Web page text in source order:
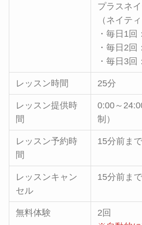
プラスネ
（ネイテ
・毎日1回
・毎日2回
・毎日3回
レッスン時間 25分
レッスン提供時
間
0:00～
制）
レッスン予約時
間
15分前まで
レッスンキャン
セル
15分前まで
無料体験
2回